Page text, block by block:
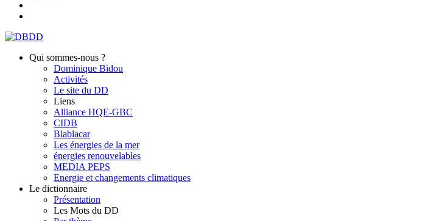
Qui sommes-nous ?
Dominique Bidou
Activités
Le site du DD
Liens
Alliance HQE-GBC
CIDB
Blablacar
Les énergies de la mer
énergies renouvelables
MEDIA PEPS
Energie et changements climatiques
Le dictionnaire
Présentation
Les Mots du DD